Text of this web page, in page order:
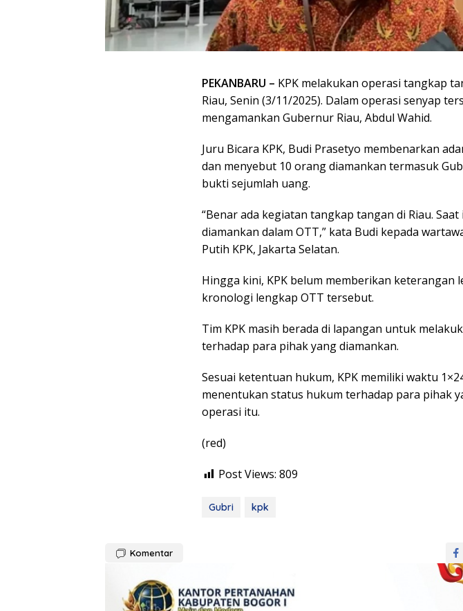
PEKANBARU – KPK melakukan operasi tangkap
Riau, Senin (3/11/2025). Dalam operasi senyap
mengamankan Gubernur Riau, Abdul Wahid.
Juru Bicara KPK, Budi Prasetyo membenarkan
dan menyebut 10 orang diamankan termasuk
bukti sejumlah uang.
“Benar ada kegiatan tangkap tangan di Riau.
diamankan dalam OTT,” kata Budi kepada
Putih KPK, Jakarta Selatan.
Hingga kini, KPK belum memberikan keterangan
kronologi lengkap OTT tersebut.
Tim KPK masih berada di lapangan untuk
terhadap para pihak yang diamankan.
Sesuai ketentuan hukum, KPK memiliki waktu
menentukan status hukum terhadap para pihak
operasi itu.
(red)
Post Views: 809
Gubri kpk
Komentar